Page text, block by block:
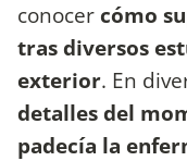
conocer cómo
tras diversos
exterior. En
detalles del
padecía la